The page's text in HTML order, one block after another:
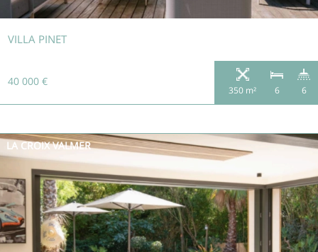
VILLA PINET
40 000 €
350 m² 6 6
LA CROIX VALMER